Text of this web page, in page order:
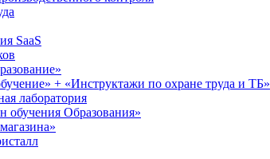
SaaS
+ «Инструктажи по охране труда и ТБ»
лаборатория
обучения Образования»